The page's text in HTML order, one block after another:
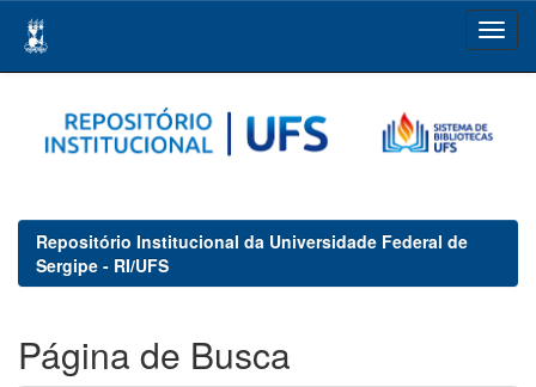
navigation
Repositório Institucional da Universidade Federal de
Sergipe - RI/UFS
Página de Busca